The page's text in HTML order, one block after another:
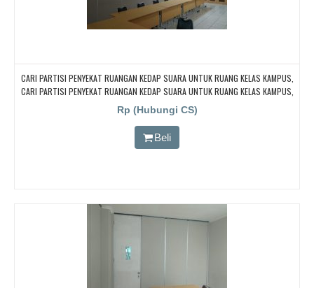
CARI PARTISI PENYEKAT RUANGAN KEDAP SUARA UNTUK RUANG KELAS KAMPUS,
CARI PARTISI PENYEKAT RUANGAN KEDAP SUARA UNTUK RUANG KELAS KAMPUS,
CARI PARTISI PENYEKAT RUANGAN KEDAP SUARA UNTUK RUANG KELAS KAMPUS,
CARI PARTISI PENYEKAT RUANGAN KEDAP SUARA UNTUK RUANG KELAS KAMPUS,
CARI PARTISI PENYEKAT RUANGAN KEDAP SUARA UNTUK RUANG KELAS KAMPUS
Rp (Hubungi CS)
Beli